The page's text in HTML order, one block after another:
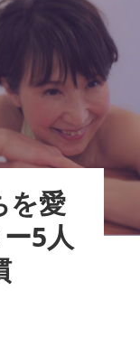
を愛
5人